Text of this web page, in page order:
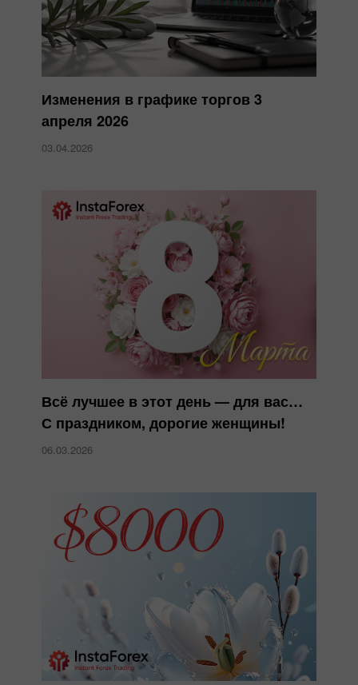
Изменения в графике торгов 3
апреля 2026
03.04.2026
Всё лучшее в этот день — для вас…
С праздником, дорогие женщины!
06.03.2026